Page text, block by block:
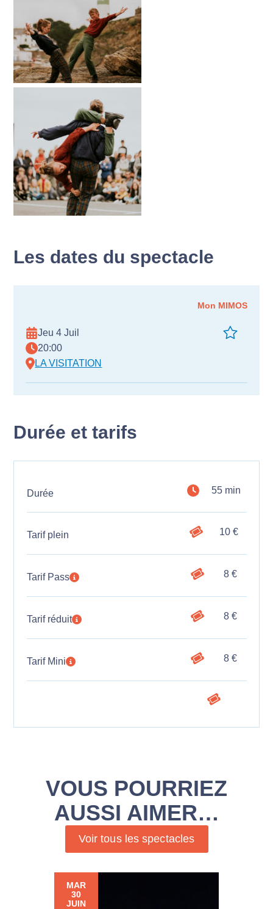
Les dates du spectacle
Mon MIMOS
Jeu 4 Juil
20:00
LA VISITATION
Durée et tarifs
Durée 55 min
Tarif plein 10 €
Tarif Pass 8 €
Tarif réduit 8 €
Tarif Mini 8 €
VOUS POURRIEZ
AUSSI AIMER…
Voir tous les spectacles
MAR
30
JUIN